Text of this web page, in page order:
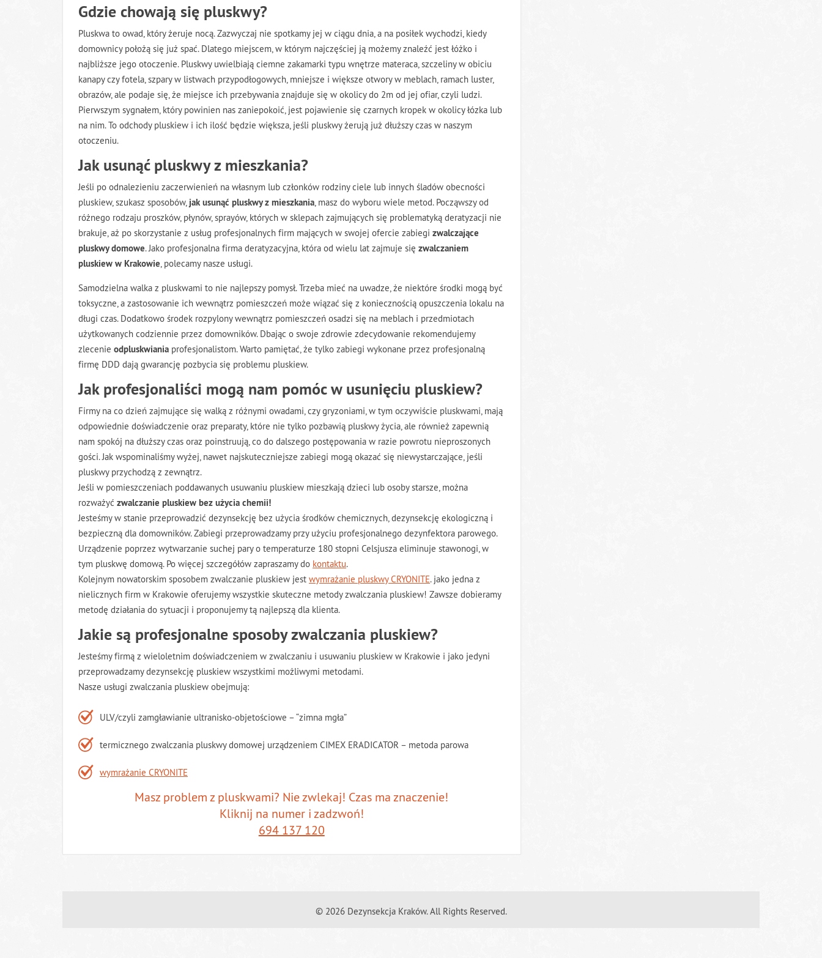
Gdzie chowają się pluskwy?
Pluskwa to owad, który żeruje nocą. Zazwyczaj nie spotkamy jej w ciągu dnia, a na posiłek wychodzi, kiedy
domownicy położą się już spać. Dlatego miejscem, w którym najczęściej ją możemy znaleźć jest łóżko i
najbliższe jego otoczenie. Pluskwy uwielbiają ciemne zakamarki typu wnętrze materaca, szczeliny w obiciu
kanapy czy fotela, szpary w listwach przypodłogowych, mniejsze i większe otwory w meblach, ramach luster,
obrazów, ale podaje się, że miejsce ich przebywania znajduje się w okolicy do 2m od jej ofiar, czyli ludzi.
Pierwszym sygnałem, który powinien nas zaniepokoić, jest pojawienie się czarnych kropek w okolicy łózka lub
na nim. To odchody pluskiew i ich ilość będzie większa, jeśli pluskwy żerują już dłuższy czas w naszym
otoczeniu.
Jak usunąć pluskwy z mieszkania?
Jeśli po odnalezieniu zaczerwienień na własnym lub członków rodziny ciele lub innych śladów obecności
pluskiew, szukasz sposobów, jak usunąć pluskwy z mieszkania , masz do wyboru wiele metod. Począwszy od
różnego rodzaju proszków, płynów, sprayów, których w sklepach zajmujących się problematyką deratyzacji nie
brakuje, aż po skorzystanie z usług profesjonalnych firm mających w swojej ofercie zabiegi zwalczające
pluskwy domowe. Jako profesjonalna firma deratyzacyjna, która od wielu lat zajmuje się zwalczaniem
pluskiew w Krakowie , polecamy nasze usługi.
Samodzielna walka z pluskwami to nie najlepszy pomysł. Trzeba mieć na uwadze, że niektóre środki mogą być
toksyczne, a zastosowanie ich wewnątrz pomieszczeń może wiązać się z koniecznością opuszczenia lokalu na
długi czas. Dodatkowo środek rozpylony wewnątrz pomieszczeń osadzi się na meblach i przedmiotach
użytkowanych codziennie przez domowników. Dbając o swoje zdrowie zdecydowanie rekomendujemy
zlecenie odpluskwiania profesjonalistom. Warto pamiętać, że tylko zabiegi wykonane przez profesjonalną
firmę DDD dają gwarancję pozbycia się problemu pluskiew.
Jak profesjonaliści mogą nam pomóc w usunięciu pluskiew?
Firmy na co dzień zajmujące się walką z różnymi owadami, czy gryzoniami, w tym oczywiście pluskwami, mają
odpowiednie doświadczenie oraz preparaty, które nie tylko pozbawią pluskwy życia, ale również zapewnią
nam spokój na dłuższy czas oraz poinstruują, co do dalszego postępowania w razie powrotu nieproszonych
gości. Jak wspominaliśmy wyżej, nawet najskuteczniejsze zabiegi mogą okazać się niewystarczające, jeśli
pluskwy przychodzą z zewnątrz.
Jeśli w pomieszczeniach poddawanych usuwaniu pluskiew mieszkają dzieci lub osoby starsze, można
rozważyć zwalczanie pluskiew bez użycia chemii!
Jesteśmy w stanie przeprowadzić dezynsekcję bez użycia środków chemicznych, dezynsekcję ekologiczną i
bezpieczną dla domowników. Zabiegi przeprowadzamy przy użyciu profesjonalnego dezynfektora parowego.
Urządzenie poprzez wytwarzanie suchej pary o temperaturze 180 stopni Celsjusza eliminuje stawonogi, w
tym pluskwę domową. Po więcej szczegółów zapraszamy do kontaktu.
Kolejnym nowatorskim sposobem zwalczanie pluskiew jest wymrażanie pluskwy CRYONITE. jako jedna z
nielicznych firm w Krakowie oferujemy wszystkie skuteczne metody zwalczania pluskiew! Zawsze dobieramy
metodę działania do sytuacji i proponujemy tą najlepszą dla klienta.
Jakie są profesjonalne sposoby zwalczania pluskiew?
Jesteśmy firmą z wieloletnim doświadczeniem w zwalczaniu i usuwaniu pluskiew w Krakowie i jako jedyni
przeprowadzamy dezynsekcję pluskiew wszystkimi możliwymi metodami.
Nasze usługi zwalczania pluskiew obejmują:
ULV/czyli zamgławianie ultranisko-objetościowe – “zimna mgła”
termicznego zwalczania pluskwy domowej urządzeniem CIMEX ERADICATOR – metoda parowa
wymrażanie CRYONITE
Masz problem z pluskwami? Nie zwlekaj! Czas ma znaczenie!
Kliknij na numer i zadzwoń!
694 137 120
© 2026 Dezynsekcja Kraków. All Rights Reserved.